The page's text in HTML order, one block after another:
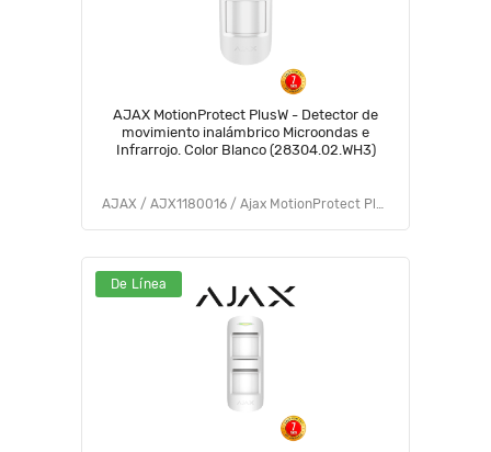
AJAX MotionProtect PlusW - Detector de
movimiento inalámbrico Microondas e
Infrarrojo. Color Blanco (28304.02.WH3)
AJAX / AJX1180016 / Ajax MotionProtect Plus (9NA)
De Línea